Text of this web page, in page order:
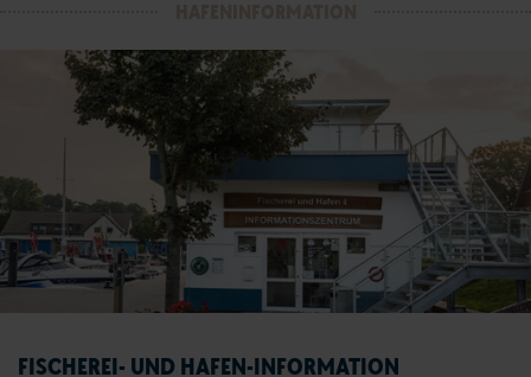
FISCHEREI- UND HAFEN-INFORMATION